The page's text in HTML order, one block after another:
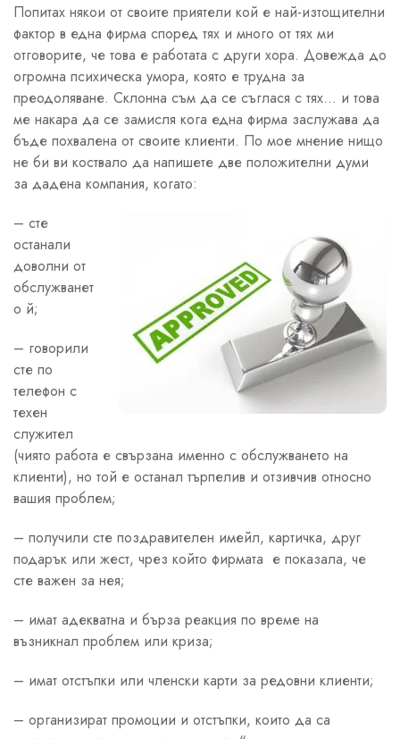
Попитах някои от своите приятели кой е най-изтощителни
фактор в една фирма според тях и много от тях ми
отговорите, че това е работата с други хора. Довежда до
огромна психическа умора, която е трудна за
преодоляване. Склонна съм да се съглася с тях… и това
ме накара да се замисля кога една фирма заслужава да
бъде похвалена от своите клиенти. По мое мнение нищо
не би ви коствало да напишете две положителни думи
за дадена компания, когато:
– сте
останали
доволни от
обслужванет
о й;
– говорили
сте по
телефон с
техен
служител
(чиято работа е свързана именно с обслужването на
клиенти), но той е останал търпелив и отзивчив относно
вашия проблем;
– получили сте поздравителен имейл, картичка, друг
подарък или жест, чрез който фирмата е показала, че
сте важен за нея;
– имат адекватна и бърза реакция по време на
възникнал проблем или криза;
– имат отстъпки или членски карти за редовни клиенти;
– организират промоции и отстъпки, които да са